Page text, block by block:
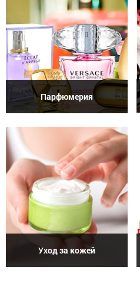
Парфюмерия
Уход за кожей